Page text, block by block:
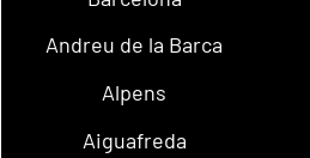
Andreu de la Barca
Alpens
Aiguafreda